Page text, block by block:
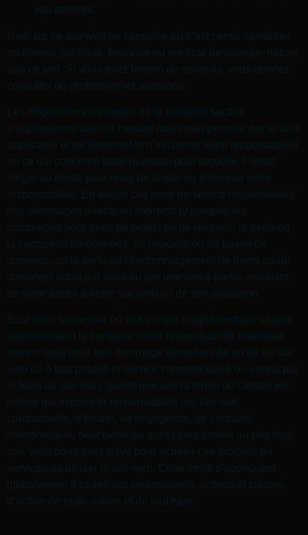
vos attentes.
Rien sur ce site web ne constitue ou n’est censé constituer
un conseil juridique, financier ou médical de quelque nature
que ce soit. Si vous avez besoin de conseils, vous devriez
consulter un professionnel approprié.
Les dispositions suivantes de la présente section
s’appliqueront dans la mesure maximale permise par le droit
applicable et ne limiteront ni n’excluront notre responsabilité
en ce qui concerne toute question pour laquelle il serait
illégal ou illicite pour nous de limiter ou d’exclure notre
responsabilité. En aucun cas nous ne serons responsables
des dommages directs ou indirects (y compris les
dommages pour perte de profits ou de revenus, la perte ou
la corruption de données, de logiciels ou de bases de
données, ou la perte ou l’endommagement de biens ou de
données) subis par vous ou par une tierce partie, résultant
de votre accès à notre site web ou de son utilisation.
Sauf dans la mesure où tout contrat supplémentaire stipule
expressément le contraire, notre responsabilité maximale
envers vous pour tout dommage découlant de ou lié au site
web ou à tout produit et service commercialisé ou vendu par
le biais du site web, quelle que soit la forme de l’action en
justice qui impose la responsabilité (qu’elle soit
contractuelle, d’équité, de négligence, de conduite
intentionnelle, délictuelle ou autre) sera limitée au prix total
que vous nous avez payé pour acheter ces produits ou
services ou utiliser le site web. Cette limite s’appliquera
globalement à toutes vos réclamations, actions et causes
d’action de toute nature et de tout type.